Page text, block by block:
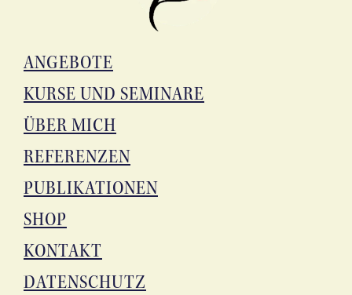
ANGE­BO­TE
KUR­SE UND SEMINARE
ÜBER MICH
REFE­REN­ZEN
PUBLI­KA­TIO­NEN
SHOP
KON­TAKT
DATEN­SCHUTZ